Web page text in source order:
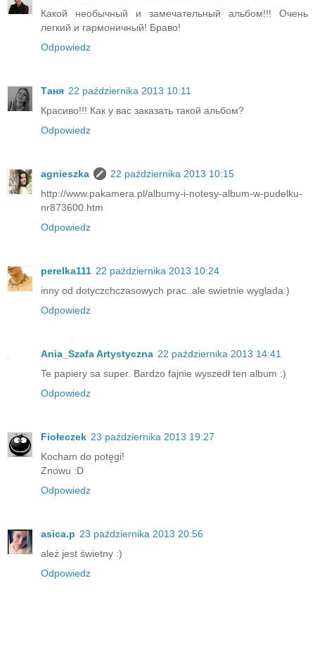
Какой необычный и замечательный альбом!!! Очень
легкий и гармоничный! Браво!
Odpowiedz
Таня 22 października 2013 10:11
Красиво!!! Как у вас заказать такой альбом?
Odpowiedz
agnieszka
22 października 2013 10:15
http://www.pakamera.pl/albumy-i-notesy-album-w-pudelku-
nr873600.htm
Odpowiedz
perelka111 22 października 2013 10:24
inny od dotyczchczasowych prac..ale swietnie wyglada:)
Odpowiedz
Ania_Szafa Artystyczna 22 października 2013 14:41
Te papiery sa super. Bardzo fajnie wyszedł ten album :)
Odpowiedz
Fiołeczek 23 października 2013 19:27
Kocham do potęgi!
Znowu :D
Odpowiedz
asica.p 23 października 2013 20:56
ależ jest świetny :)
Odpowiedz